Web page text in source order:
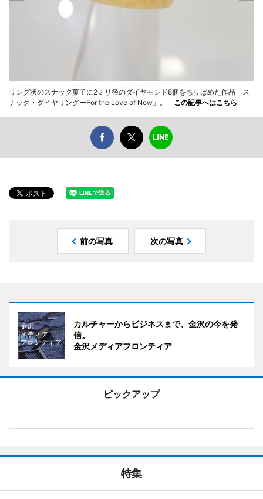
リング状のスナック菓子に2ミリ径のダイヤモンド8個をちりばめた作品「ス
ナック・ダイヤリングーFor the Love of Now」。 この記事へはこちら
前の写真 次の写真
カルチャーからビジネスまで、金沢の今を発
信。
金沢メディアフロンティア
ピックアップ
特集